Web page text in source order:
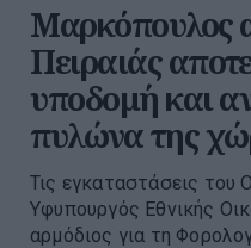
Μαρκόπουλος
Πειραιάς
υποδομή και
πυλώνα της
Τις εγκαταστάσεις του
Υφυπουργός Εθνικής
αρμόδιος για τη